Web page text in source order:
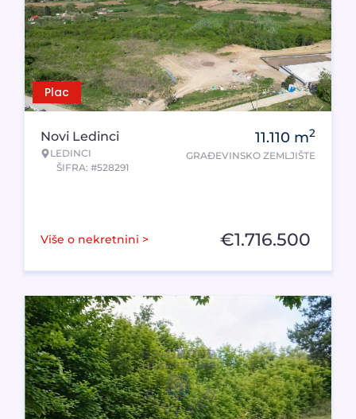
Plac
Novi Ledinci
LEDINCI
ŠIFRA: #528291
11.110 m2
GRAĐEVINSKO ZEMLJIŠTE
Više o nekretnini > €1.716.500